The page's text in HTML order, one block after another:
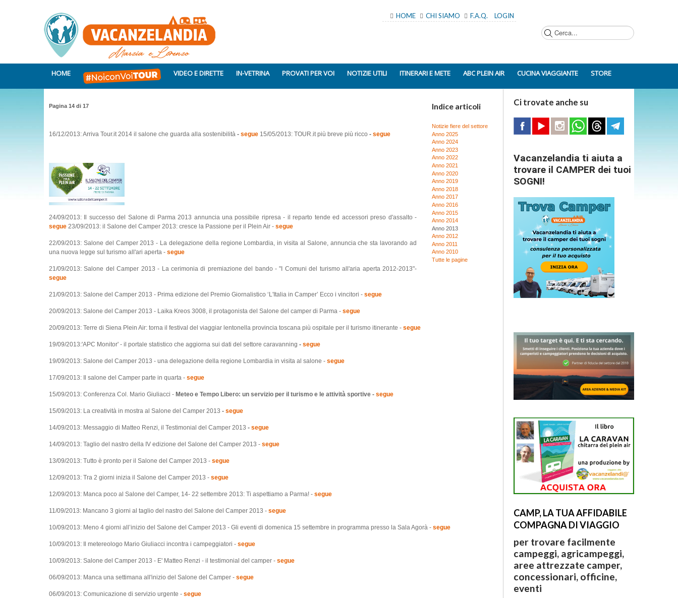
HOME CHI SIAMO F.A.Q. LOGIN
HOME VIDEO E DIRETTE IN-VETRINA PROVATI PER VOI NOTIZIE UTILI ITINERARI E METE ABC PLEIN AIR CUCINA VIAGGIANTE STORE
Indice articoli
Notizie fiere del settore
Anno 2025
Anno 2024
Anno 2023
Anno 2022
Anno 2021
Anno 2020
Anno 2019
Anno 2018
Anno 2017
Anno 2016
Anno 2015
Anno 2014
Anno 2013
Anno 2012
Anno 2011
Anno 2010
Tutte le pagine
Pagina 14 di 17
16/12/2013: Arriva Tour.it 2014 il salone che guarda alla sostenibilità - segue 15/05/2013: TOUR.it più breve più ricco - segue
24/09/2013: Il successo del Salone di Parma 2013 annuncia una possibile ripresa - il reparto tende ed accessori preso d'assalto -
segue 23/09/2013: il Salone del Camper 2013: cresce la Passione per il Plein Air - segue
22/09/2013: Salone del Camper 2013 - La delegazione della regione Lombardia, in visita al Salone, annuncia che sta lavorando ad
una nuova legge sul turismo all'ari aperta - segue
21/09/2013: Salone del Camper 2013 - La cerimonia di premiazione del bando - "I Comuni del turismo all'aria aperta 2012-2013"-
segue
21/09/2013: Salone del Camper 2013 - Prima edizione del Premio Giornalistico ‘L'Italia in Camper’ Ecco i vincitori - segue
20/09/2013: Salone del Camper 2013 - Laika Kreos 3008, il protagonista del Salone del camper di Parma - segue
20/09/2013: Terre di Siena Plein Air: torna il festival del viaggiar lentonella provincia toscana più ospitale per il turismo itinerante - segue
19/09/2013:'APC Monitor' - il portale statistico che aggiorna sui dati del settore caravanning - segue
19/09/2013: Salone del Camper 2013 - una delegazione della regione Lombardia in visita al salone - segue
17/09/2013: Il salone del Camper parte in quarta - segue
15/09/2013: Conferenza Col. Mario Giuliacci - Meteo e Tempo Libero: un servizio per il turismo e le attività sportive - segue
15/09/2013: La creatività in mostra al Salone del Camper 2013 - segue
14/09/2013: Messaggio di Matteo Renzi, il Testimonial del Camper 2013 - segue
14/09/2013: Taglio del nastro della IV edizione del Salone del Camper 2013 - segue
13/09/2013: Tutto è pronto per il Salone del Camper 2013 - segue
12/09/2013: Tra 2 giorni inizia il Salone del Camper 2013 - segue
12/09/2013: Manca poco al Salone del Camper, 14- 22 settembre 2013: Ti aspettiamo a Parma! - segue
11/09/2013: Mancano 3 giorni al taglio del nastro del Salone del Camper 2013 - segue
10/09/2013: Meno 4 giorni all’inizio del Salone del Camper 2013 - Gli eventi di domenica 15 settembre in programma presso la Sala Agorà - segue
10/09/2013: Il metereologo Mario Giuliacci incontra i campeggiatori - segue
10/09/2013: Salone del Camper 2013 - E' Matteo Renzi - il testimonial del camper - segue
06/09/2013: Manca una settimana all'inizio del Salone del Camper - segue
06/09/2013: Comunicazione di servizio urgente - segue
Ci trovate anche su
Vacanzelandia ti aiuta a
trovare il CAMPER dei tuoi
SOGNI!
CAMP, LA TUA AFFIDABILE
COMPAGNA DI VIAGGIO
per trovare facilmente
campeggi, agricampeggi,
aree attrezzate camper,
concessionari, officine,
eventi